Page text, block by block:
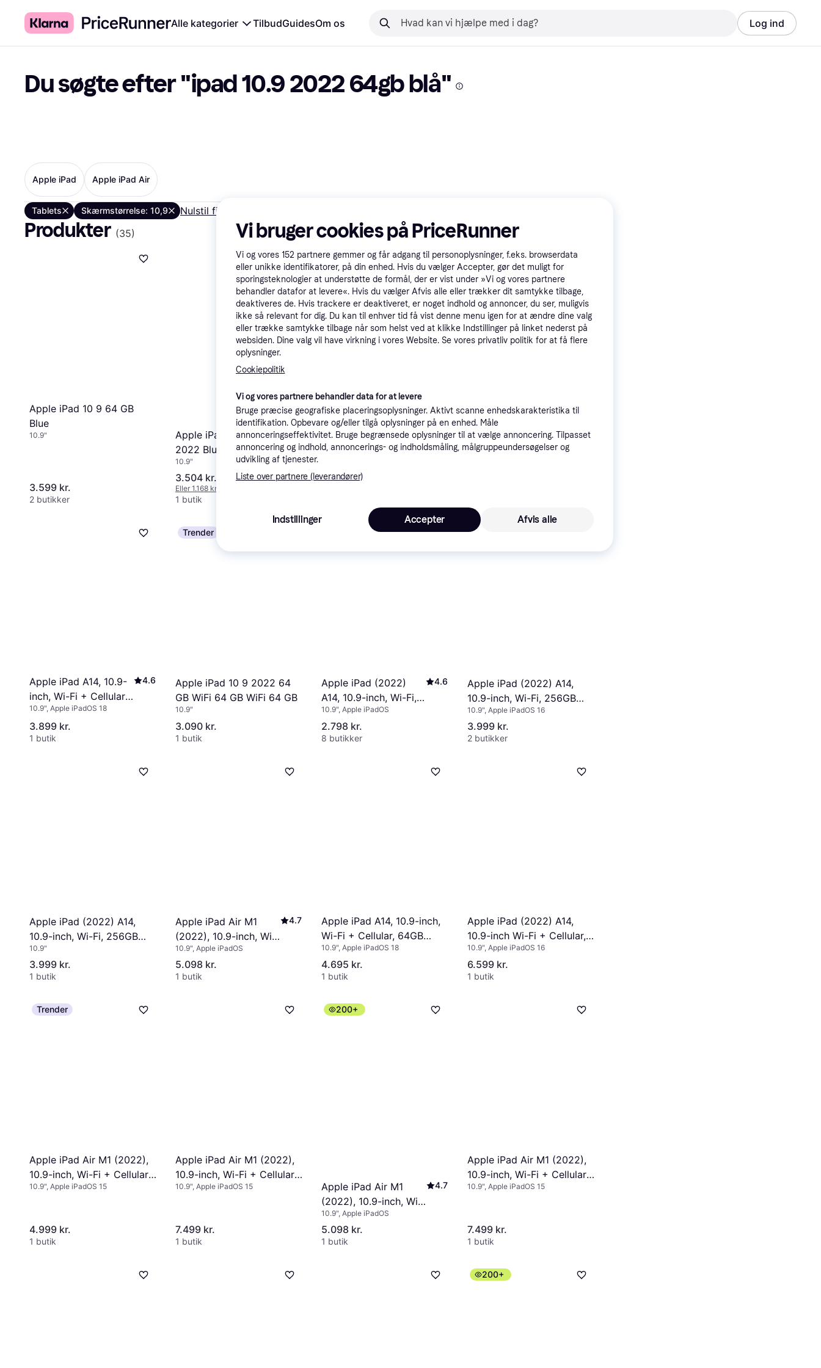
Alle kategorier TilbudGuidesOm os Log ind
Du søgte efter "ipad 10.9 2022 64gb blå"
Apple iPad Apple iPad Air
Tablets Skærmstørrelse: 10,9 Nulstil filtre
Produkter (35)
Apple iPad 10 9 64 GB
Blue
10.9"
3.599 kr.
2 butikker
Apple iPad 10.9 64GB
2022 Blue
10.9"
3.504 kr.
Eller 1.168 kr./md.
1 butik
Apple iiPad Air M1
(2022), 10.9-inch, Wi-
Fi, 64GB Blue
4.7
10.9", Apple iPadOS
Apple iPad Air M1
(2022), 10.9-inch, Wi-
Fi + Cellular, 64GB
Blue
10.9", Apple iPadOS 15
Apple iPad A14, 10.9-
inch, Wi-Fi + Cellular,
64GB Blue
4.6
10.9", Apple iPadOS 18
3.899 kr.
1 butik
Trender
Apple iPad 10 9 2022 64
GB WiFi 64 GB WiFi 64 GB
10.9"
3.090 kr.
1 butik
Apple iPad (2022)
A14, 10.9-inch, Wi-Fi,
64GB Silver
4.6
10.9", Apple iPadOS
2.798 kr.
8 butikker
Apple iPad (2022) A14,
10.9-inch, Wi-Fi, 256GB
Blue
10.9", Apple iPadOS 16
3.999 kr.
2 butikker
Apple iPad (2022) A14,
10.9-inch, Wi-Fi, 256GB
Yellow
10.9"
3.999 kr.
1 butik
Apple iPad Air M1
(2022), 10.9-inch, Wi-
Fi, 64GB Starlight
4.7
10.9", Apple iPadOS
5.098 kr.
1 butik
Apple iPad A14, 10.9-inch,
Wi-Fi + Cellular, 64GB
Yellow
10.9", Apple iPadOS 18
4.695 kr.
1 butik
Apple iPad (2022) A14,
10.9-inch Wi-Fi + Cellular,
256GB Yellow
10.9", Apple iPadOS 16
6.599 kr.
1 butik
Trender
Apple iPad Air M1 (2022),
10.9-inch, Wi-Fi + Cellular,
64GB Starlight
10.9", Apple iPadOS 15
4.999 kr.
1 butik
Apple iPad Air M1 (2022),
10.9-inch, Wi-Fi + Cellular,
64GB Purple
10.9", Apple iPadOS 15
7.499 kr.
1 butik
200+
Apple iPad Air M1
(2022), 10.9-inch, Wi-
Fi, 64GB Space Grey
4.7
10.9", Apple iPadOS
5.098 kr.
1 butik
Apple iPad Air M1 (2022),
10.9-inch, Wi-Fi + Cellular,
64GB Space Grey
10.9", Apple iPadOS 15
7.499 kr.
1 butik
200+
Vi bruger cookies på PriceRunner
Vi og vores 152 partnere gemmer og får adgang til personoplysninger, f.eks. browserdata
eller unikke identifikatorer, på din enhed. Hvis du vælger Accepter, gør det muligt for
sporingsteknologier at understøtte de formål, der er vist under »Vi og vores partnere
behandler datafor at levere«. Hvis du vælger Afvis alle eller trækker dit samtykke tilbage,
deaktiveres de. Hvis trackere er deaktiveret, er noget indhold og annoncer, du ser, muligvis
ikke så relevant for dig. Du kan til enhver tid få vist denne menu igen for at ændre dine valg
eller trække samtykke tilbage når som helst ved at klikke Indstillinger på linket nederst på
websiden. Dine valg vil have virkning i vores Website. Se vores privatliv politik for at få flere
oplysninger.
Cookiepolitik
Vi og vores partnere behandler data for at levere
Bruge præcise geografiske placeringsoplysninger. Aktivt scanne enhedskarakteristika til
identifikation. Opbevare og/eller tilgå oplysninger på en enhed. Måle
annonceringseffektivitet. Bruge begrænsede oplysninger til at vælge annoncering. Tilpasset
annoncering og indhold, annoncerings- og indholdsmåling, målgruppeundersøgelser og
udvikling af tjenester.
Liste over partnere (leverandører)
Indstillinger Afvis alle
Accepter